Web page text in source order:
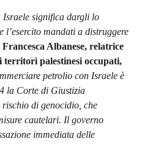
significa dargli lo
mandati a distruggere
Albanese, relatrice
territori palestinesi occupati,
petrolio con Israele è
la Corte di Giustizia
di genocidio, che
cautelari. Il governo
immediata delle